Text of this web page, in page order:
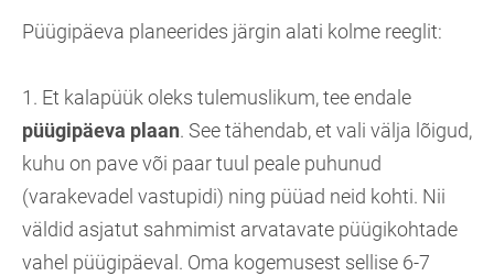
Püügipäeva planeerides järgin alati kolme reeglit:
1. Et kalapüük oleks tulemuslikum, tee endale
püügipäeva plaan. See tähendab, et vali välja lõigud,
kuhu on pave või paar tuul peale puhunud
(varakevadel vastupidi) ning püüad neid kohti. Nii
väldid asjatut sahmimist arvatavate püügikohtade
vahel püügipäeval. Oma kogemusest sellise 6-7